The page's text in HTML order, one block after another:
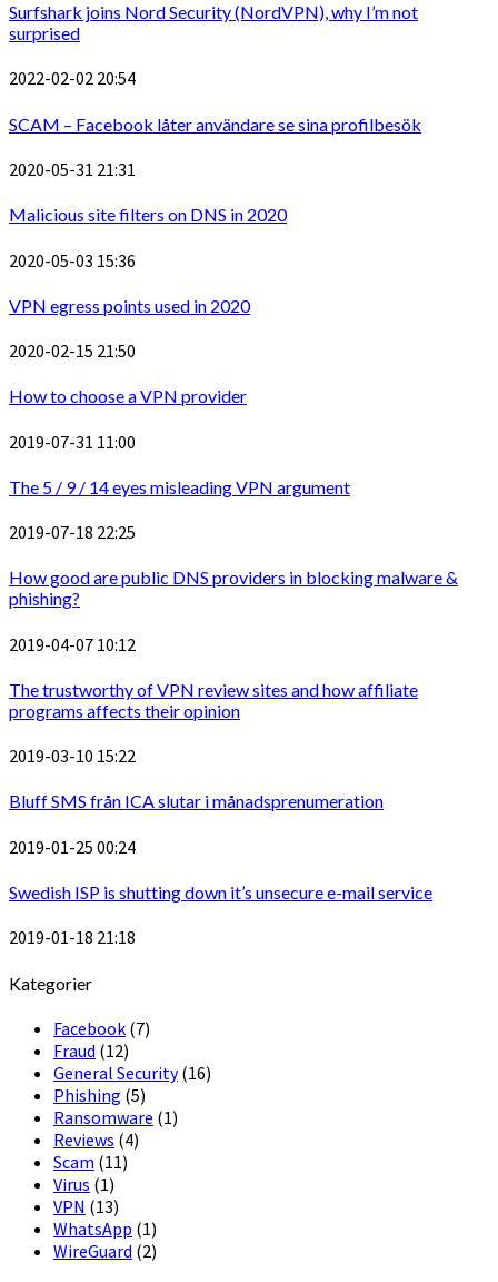
Surfshark joins Nord Security (NordVPN), why I’m not
surprised
2022-02-02 20:54
SCAM – Facebook låter användare se sina profilbesök
2020-05-31 21:31
Malicious site filters on DNS in 2020
2020-05-03 15:36
VPN egress points used in 2020
2020-02-15 21:50
How to choose a VPN provider
2019-07-31 11:00
The 5 / 9 / 14 eyes misleading VPN argument
2019-07-18 22:25
How good are public DNS providers in blocking malware &
phishing?
2019-04-07 10:12
The trustworthy of VPN review sites and how affiliate
programs affects their opinion
2019-03-10 15:22
Bluff SMS från ICA slutar i månadsprenumeration
2019-01-25 00:24
Swedish ISP is shutting down it’s unsecure e-mail service
2019-01-18 21:18
Kategorier
Facebook (7)
Fraud (12)
General Security(16)
Phishing (5)
Ransomware (1)
Reviews (4)
Scam (11)
Virus (1)
VPN (13)
WhatsApp (1)
WireGuard (2)